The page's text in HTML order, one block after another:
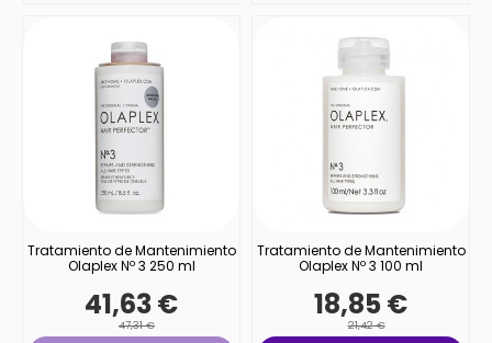
Tratamiento de Mantenimiento
Olaplex Nº 3 250 ml
41,63 €
47,31 €
Tratamiento de Mantenimiento
Olaplex Nº 3 100 ml
18,85 €
21,42 €